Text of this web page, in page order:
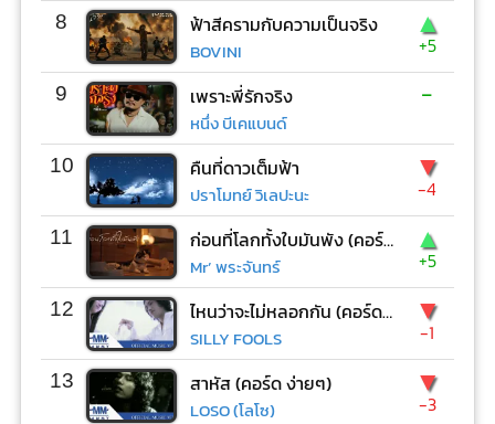
8 ฟ้าสีครามกับความเป็นจริง
BOVINI
▲
+5
9 เพราะพี่รักจริง
หนึ่ง บีเคแบนด์
-
10 คืนที่ดาวเต็มฟ้า
ปราโมทย์ วิเลปะนะ
▼
-4
11 ก่อนที่โลกทั้งใบมันพัง (คอร์ด ง่ายๆ)
Mr’ พระจันทร์
▲
+5
12 ไหนว่าจะไม่หลอกกัน (คอร์ด ง่ายๆ)
SILLY FOOLS
▼
-1
13 สาหัส (คอร์ด ง่ายๆ)
LOSO (โลโซ)
▼
-3